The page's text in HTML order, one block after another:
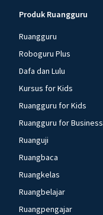
Produk Ruangguru
Ruangguru
Roboguru Plus
Dafa dan Lulu
Kursus for Kids
Ruangguru for Kids
Ruangguru for Business
Ruanguji
Ruangbaca
Ruangkelas
Ruangbelajar
Ruangpengajar